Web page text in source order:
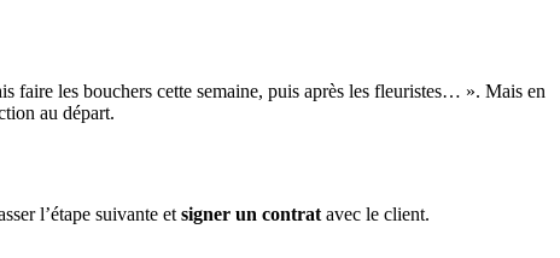
faire les bouchers cette semaine, puis après les fleuristes… ». Mais en
au départ.
l’étape suivante et signer un contrat avec le client.